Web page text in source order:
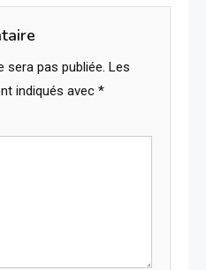
sera pas publiée. Les
indiqués avec *